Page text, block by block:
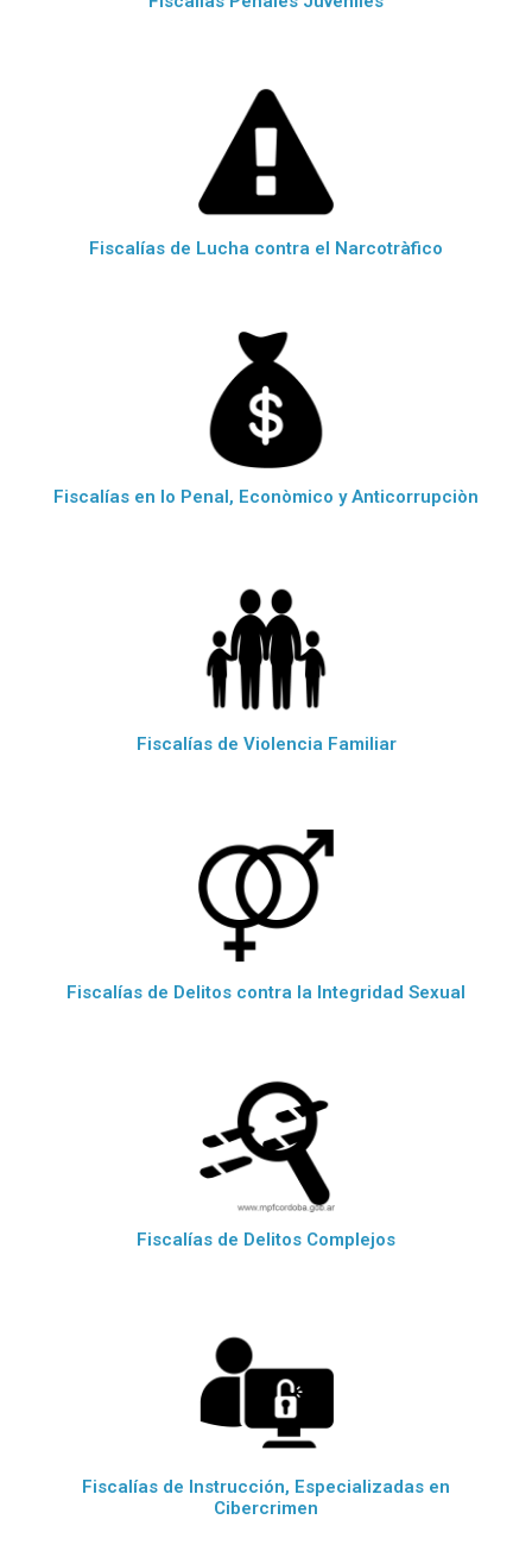
Fiscalías de Lucha contra el Narcotràfico
Fiscalías en lo Penal, Econòmico y Anticorrupciòn
Fiscalías de Violencia Familiar
Fiscalías de Delitos contra la Integridad Sexual
Fiscalías de Delitos Complejos
Fiscalías de Instrucción, Especializadas en
Cibercrimen